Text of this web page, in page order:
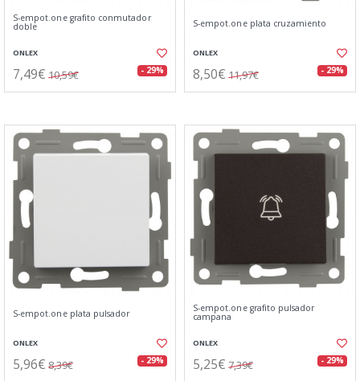
S-empot.one grafito conmutador
doble
ONLEX
7,49€ 10,59€ - 29%
S-empot.one plata cruzamiento
ONLEX
8,50€ 11,97€ - 29%
S-empot.one plata pulsador
ONLEX
5,96€ 8,39€ - 29%
S-empot.one grafito pulsador
campana
ONLEX
5,25€ 7,39€ - 29%